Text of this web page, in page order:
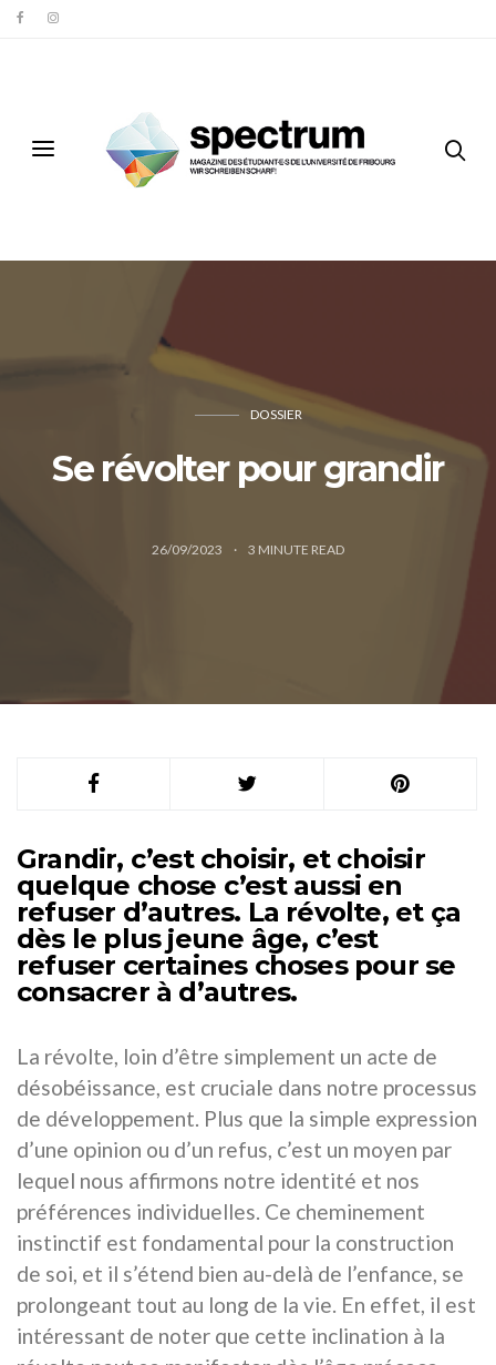
DOSSIER
Se révolter pour grandir
26/09/2023 3 MINUTE READ
Grandir, c’est choisir, et choisir
quelque chose c’est aussi en
refuser d’autres. La révolte, et ça
dès le plus jeune âge, c’est
refuser certaines choses pour se
consacrer à d’autres.
La révolte, loin d’être simplement un acte de
désobéissance, est cruciale dans notre processus
de développement. Plus que la simple expression
d’une opinion ou d’un refus, c’est un moyen par
lequel nous affirmons notre identité et nos
préférences individuelles. Ce cheminement
instinctif est fondamental pour la construction
de soi, et il s’étend bien au-delà de l’enfance, se
prolongeant tout au long de la vie. En effet, il est
intéressant de noter que cette inclination à la